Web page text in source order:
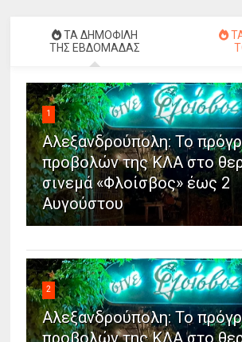
ΤΑ ΔΗΜΟΦΙΛΗ
ΤΗΣ ΕΒΔΟΜΑΔΑΣ
1
Αλεξανδρούπολη: Το
προβολών της ΚΛΑ στο
σινεμά «Φλοίσβος» έως 2
Αυγούστου
2
Αλεξανδρούπολη: Το